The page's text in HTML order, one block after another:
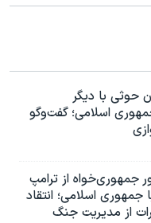
حوثی با دیگر
اسلامی؛ گفت‌وگو
جمهوری‌خواه از ترامپ
جمهوری اسلامی؛ انتقاد
از مدیریت جنگ